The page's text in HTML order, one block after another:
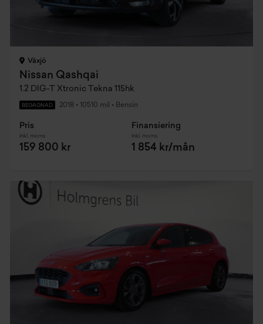
Växjö
Nissan Qashqai
1.2 DIG-T Xtronic Tekna 115hk
BEGAGNAD 2018 • 10510 mil • Bensin
Pris
Inkl. moms
159 800 kr
Finansiering
Inkl. moms
1 854 kr/mån